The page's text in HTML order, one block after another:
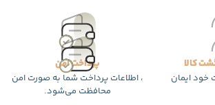
خود ایمان
پرداخت امن
، اطلاعات پرداخت شما به صورت امن
محافظت می‌شود.